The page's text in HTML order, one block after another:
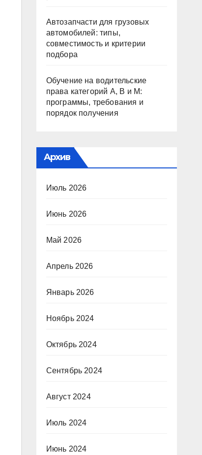
Автозапчасти для грузовых
автомобилей: типы,
совместимость и критерии
подбора
Обучение на водительские
права категорий A, B и M:
программы, требования и
порядок получения
Архив
Июль 2026
Июнь 2026
Май 2026
Апрель 2026
Январь 2026
Ноябрь 2024
Октябрь 2024
Сентябрь 2024
Август 2024
Июль 2024
Июнь 2024